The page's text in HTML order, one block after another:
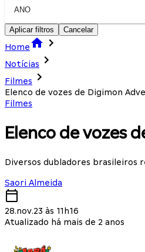
ANO
Aplicar filtros Cancelar
Home
Notícias
Filmes
Elenco de vozes de Digimon
Filmes
Elenco de vozes
Diversos dubladores brasileiros
Saori Almeida
28.nov.23 às 11h16
Atualizado há mais de 2 anos